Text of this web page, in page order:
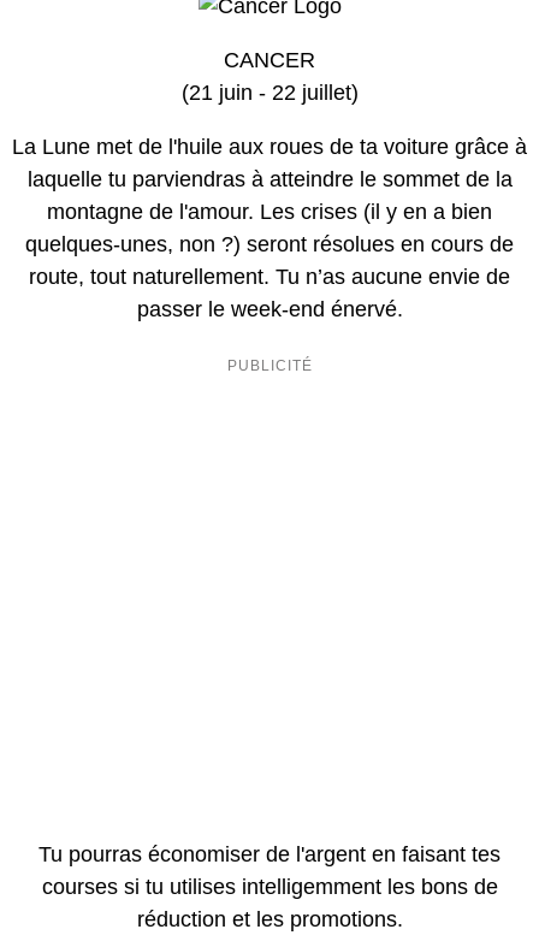
CANCER
(21 juin - 22 juillet)
La Lune met de l'huile aux roues de ta voiture grâce à
laquelle tu parviendras à atteindre le sommet de la
montagne de l'amour. Les crises (il y en a bien
quelques-unes, non ?) seront résolues en cours de
route, tout naturellement. Tu n’as aucune envie de
passer le week-end énervé.
Tu pourras économiser de l'argent en faisant tes
courses si tu utilises intelligemment les bons de
réduction et les promotions.